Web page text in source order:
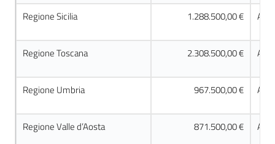
Regione Sicilia 1.288.500,00 €
Regione Toscana 2.308.500,00 €
Regione Umbria 967.500,00 €
Regione Valle d’Aosta 871.500,00 €